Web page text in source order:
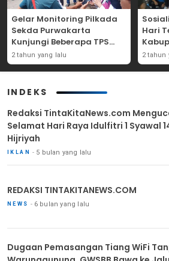
Gelar Monitoring Pilkada
Sekda Purwakarta
Kunjungi Beberapa TPS
Yang Ada Di Purwakarta
2 tahun yang lalu
Hari
2 tahun
INDEKS
Redaksi TintaKitaNews.com
Selamat Hari Raya Idulfitri 1 Syawal
Hijriyah
IKLAN 5 bulan yang lalu
REDAKSI TINTAKITANEWS.COM
NEWS 6 bulan yang lalu
Dugaan Pemasangan Tiang WiFi